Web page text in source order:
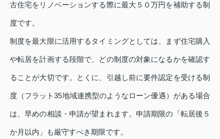
古住宅をリノベーションする際に最大５０万円を補助する制
度です。
制度を最大限に活用するタイミングとしては、まず住宅購入
や転居を計画する段階で、どの制度の対象になるかを確認す
ることが大切です。とくに、引越し前に要件認定を受ける制
度（フラット35地域連携型のようなローン優遇）がある場合
は、早めの相談・申請が望まれます。申請期限の「転居後５
か月以内」も厳守すべき期限です。